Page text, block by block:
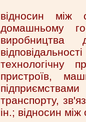
відносин між
домашньому
виробництва
технологічну
пристроїв,
транспорту,
ін.; відносин